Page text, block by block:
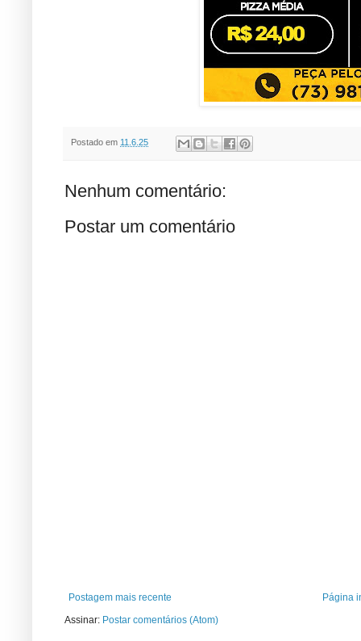
Postado em 11.6.25
Nenhum comentário:
Postar um comentário
Postagem mais recente
Página
Assinar: Postar comentários (Atom)